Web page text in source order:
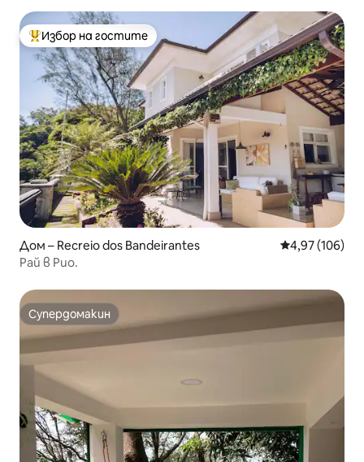
Най-популярен избор на гостите
Избор на гостите
Дом – Recreio dos Bandeirantes Средна
4,97 (106)
Рай в Рио.
Супердомакин
Супердомакин